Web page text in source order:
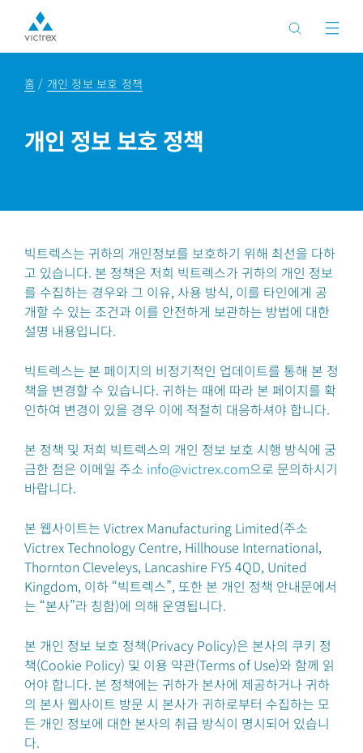
홈 개인 정보 보호 정책
개인 정보 보호 정책
빅트렉스는 귀하의 개인정보를 보호하기 위해 최선을 다하
고 있습니다. 본 정책은 저희 빅트렉스가 귀하의 개인 정보
를 수집하는 경우와 그 이유, 사용 방식, 이를 타인에게 공
개할 수 있는 조건과 이를 안전하게 보관하는 방법에 대한
설명 내용입니다.
빅트렉스는 본 페이지의 비정기적인 업데이트를 통해 본 정
책을 변경할 수 있습니다. 귀하는 때에 따라 본 페이지를 확
인하여 변경이 있을 경우 이에 적절히 대응하셔야 합니다.
본 정책 및 저희 빅트렉스의 개인 정보 보호 시행 방식에 궁
금한 점은 이메일 주소 info@victrex.com으로 문의하시기
바랍니다.
본 웹사이트는 Victrex Manufacturing Limited(주소
Victrex Technology Centre, Hillhouse International,
Thornton Cleveleys, Lancashire FY5 4QD, United
Kingdom, 이하 “빅트렉스”, 또한 본 개인 정책 안내문에서
는 “본사”라 칭함)에 의해 운영됩니다.
본 개인 정보 보호 정책(Privacy Policy)은 본사의 쿠키 정
책(Cookie Policy) 및 이용 약관(Terms of Use)와 함께 읽
어야 합니다. 본 정책에는 귀하가 본사에 제공하거나 귀하
의 본사 웹사이트 방문 시 본사가 귀하로부터 수집하는 모
든 개인 정보에 대한 본사의 취급 방식이 명시되어 있습니
다.